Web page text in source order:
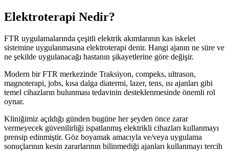
Elektroterapi Nedir?
FTR uygulamalarında çeşitli elektrik akımlarının kas iskelet
sistemine uygulanmasına elektroterapi denir. Hangi ajanın ne süre ve
ne şekilde uygulanacağı hastanın şikayetlerine göre değişir.
Modern bir FTR merkezinde Traksiyon, compeks, ultrason,
magnoterapi, jobs, kısa dalga diatermi, lazer, tens, ısı ajanları gibi
temel cihazların bulunması tedavinin desteklenmesinde önemli rol
oynar.
Kliniğimiz açıldığı günden bugüne her şeyden önce zarar
vermeyecek güvenilirliği ispatlanmış elektrikli cihazları kullanmayı
prensip edinmiştir. Göz boyamak amacıyla ve/veya uygulama
sonuçlarının kesin zararlarının bilinmediği ajanları kullanmayı tercih